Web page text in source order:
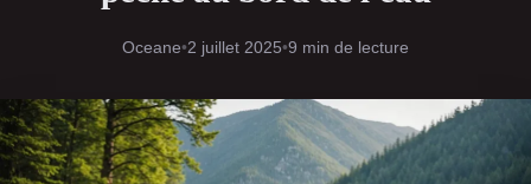
Oceane•2 juillet 2025•9 min de lecture